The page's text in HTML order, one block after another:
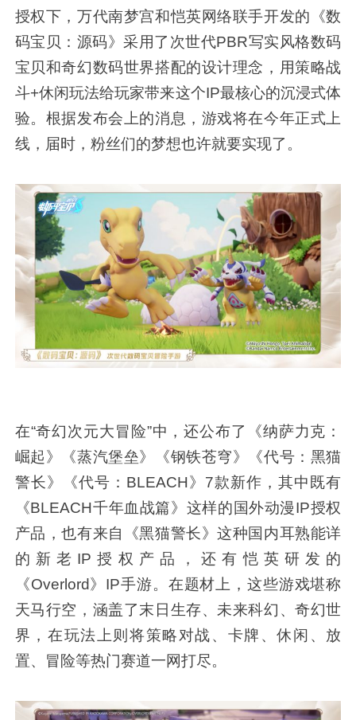
授权下，万代南梦宫和恺英网络联手开发的《数
码宝贝：源码》采用了次世代PBR写实风格数码
宝贝和奇幻数码世界搭配的设计理念，用策略战
斗+休闲玩法给玩家带来这个IP最核心的沉浸式体
验。根据发布会上的消息，游戏将在今年正式上
线，届时，粉丝们的梦想也许就要实现了。
在“奇幻次元大冒险”中，还公布了《纳萨力克：
崛起》《蒸汽堡垒》《钢铁苍穹》《代号：黑猫
警长》《代号：BLEACH》7款新作，其中既有
《BLEACH千年血战篇》这样的国外动漫IP授权
产品，也有来自《黑猫警长》这种国内耳熟能详
的新老IP授权产品，还有恺英研发的
《Overlord》IP手游。在题材上，这些游戏堪称
天马行空，涵盖了末日生存、未来科幻、奇幻世
界，在玩法上则将策略对战、卡牌、休闲、放
置、冒险等热门赛道一网打尽。